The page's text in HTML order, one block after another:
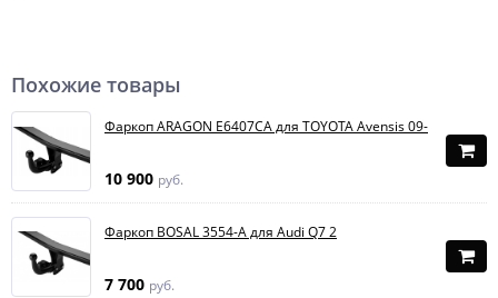
Похожие товары
Фаркоп ARAGON E6407CA для TOYOTA Avensis 09-
10 900 руб.
Фаркоп BOSAL 3554-A для Audi Q7 2
7 700 руб.